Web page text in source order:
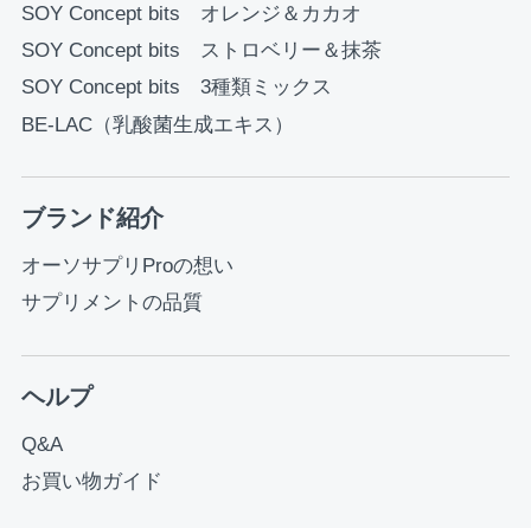
SOY Concept bits オレンジ＆カカオ
SOY Concept bits ストロベリー＆抹茶
SOY Concept bits 3種類ミックス
BE-LAC（乳酸菌生成エキス）
ブランド紹介
オーソサプリProの想い
サプリメントの品質
ヘルプ
Q&A
お買い物ガイド